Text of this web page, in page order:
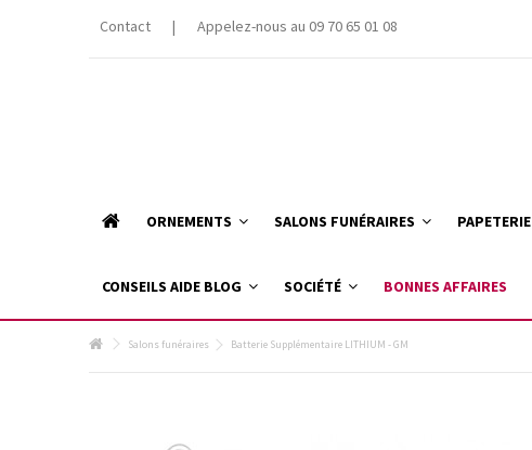
Contact | Appelez-nous au 09 70 65 01 08
ORNEMENTS SALONS FUNÉRAIRES PAPETERIE
CONSEILS AIDE BLOG SOCIÉTÉ BONNES AFFAIRES
Salons funéraires Batterie Supplémentaire LITHIUM - GM